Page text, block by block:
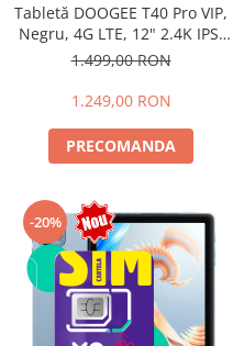
Tabletă DOOGEE T40 Pro VIP,
Negru, 4G LTE, 12" 2.4K IPS,
20GB RAM (8GB + 12GB
10800mAh, 33W, Android 14,
1.499,00 RON
1.249,00 RON
PRECOMANDA
-20%